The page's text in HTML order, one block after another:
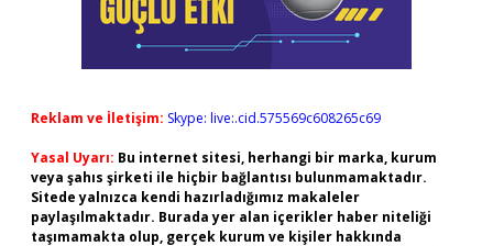
Reklam ve İletişim: Skype: live:.cid.575569c608265c69
Yasal Uyarı: Bu internet sitesi, herhangi bir marka, kurum
veya şahıs şirketi ile hiçbir bağlantısı bulunmamaktadır.
Sitede yalnızca kendi hazırladığımız makaleler
paylaşılmaktadır. Burada yer alan içerikler haber niteliği
taşımamakta olup, gerçek kurum ve kişiler hakkında